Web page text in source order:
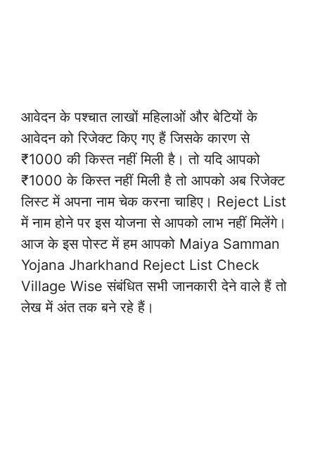
आवेदन के पश्चात लाखों महिलाओं और बेटियों के
आवेदन को रिजेक्ट किए गए हैं जिसके कारण से
₹1000 की किस्त नहीं मिली है। तो यदि आपको
₹1000 के किस्त नहीं मिली है तो आपको अब रिजेक्ट
लिस्ट में अपना नाम चेक करना चाहिए। Reject List
में नाम होने पर इस योजना से आपको लाभ नहीं मिलेंगे।
आज के इस पोस्ट में हम आपको Maiya Samman
Yojana Jharkhand Reject List Check
Village Wise संबंधित सभी जानकारी देने वाले हैं तो
लेख में अंत तक बने रहे हैं।